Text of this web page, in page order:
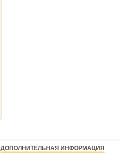
ДОПОЛНИТЕЛЬНАЯ ИНФОРМАЦИЯ